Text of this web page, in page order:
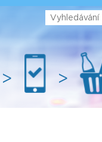
> >